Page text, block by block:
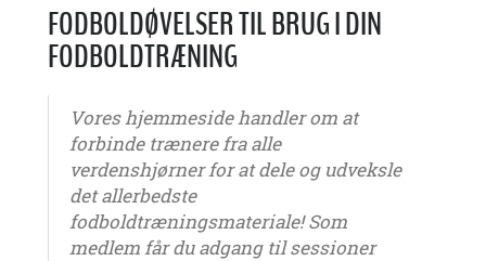
FODBOLDØVELSER TIL BRUG I DIN
FODBOLDTRÆNING
Vores hjemmeside handler om at
forbinde trænere fra alle
verdenshjørner for at dele og udveksle
det allerbedste
fodboldtræningsmateriale! Som
medlem får du adgang til sessioner